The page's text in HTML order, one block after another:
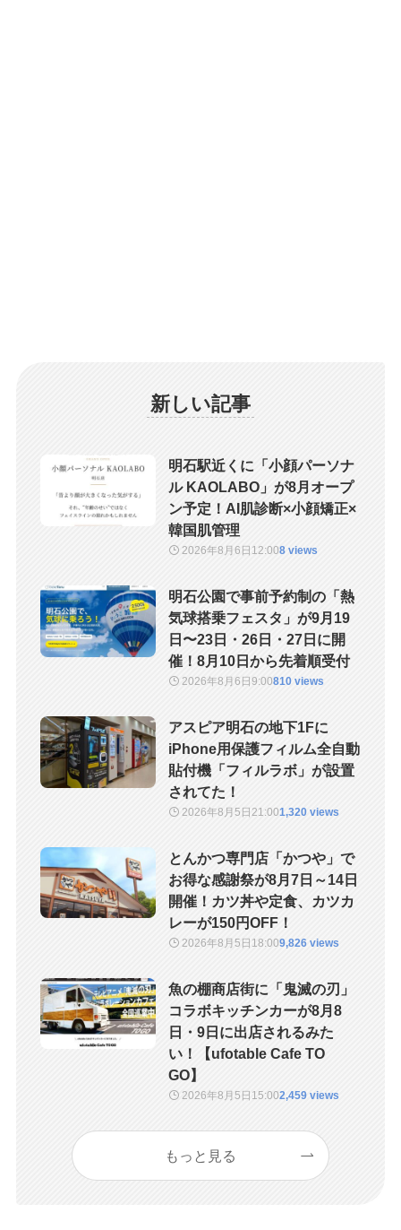
新しい記事
明石駅近くに「小顔パーソナ
ル KAOLABO」が8月オープ
ン予定！AI肌診断×小顔矯正×
韓国肌管理
2026年8月6日 12:008 views
明石公園で事前予約制の「熱
気球搭乗フェスタ」が9月19
日〜23日・26日・27日に開
催！8月10日から先着順受付
2026年8月6日9:00810 views
アスピア明石の地下1Fに
iPhone用保護フィルム全自動
貼付機「フィルラボ」が設置
されてた！
2026年8月5日 21:001,320 views
とんかつ専門店「かつや」で
お得な感謝祭が8月7日～14日
開催！カツ丼や定食、カツカ
レーが150円OFF！
2026年8月5日 18:009,826 views
魚の棚商店街に「鬼滅の刃」
コラボキッチンカーが8月8
日・9日に出店されるみた
い！【ufotable Cafe TO
GO】
2026年8月5日 15:002,459 views
もっと見る